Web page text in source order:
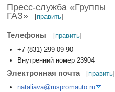
Пресс-служба «Группы
ГАЗ»
[править]
Телефоны [править]
+7 (831) 299-09-90
Внутренний номер 23904
Электронная почта [править]
nataliava@ruspromauto.ru